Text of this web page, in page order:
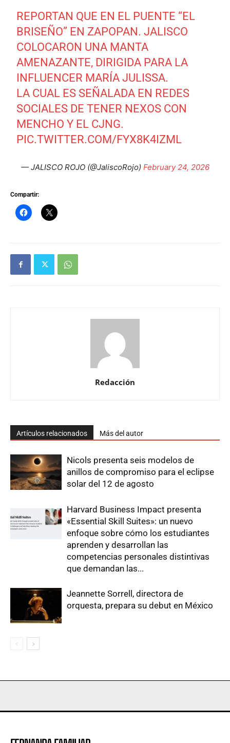
REPORTAN QUE EN EL PUENTE “EL
BRISEÑO” EN ZAPOPAN. JALISCO
COLOCARON UNA MANTA
AMENAZANTE, DIRIGIDA PARA LA
INFLUENCER MARÍA JULISSA.
LA CUAL ES SEÑALADA EN REDES
SOCIALES DE TENER NEXOS CON
MENCHO Y EL CJNG.
PIC.TWITTER.COM/FYX8K4IZML
— JALISCO ROJO (@JaliscoRojo) February 24, 2026
Compartir:
Redacción
Artículos relacionados Más del autor
Nicols presenta seis modelos de
anillos de compromiso para el eclipse
solar del 12 de agosto
Harvard Business Impact presenta
«Essential Skill Suites»: un nuevo
enfoque sobre cómo los estudiantes
aprenden y desarrollan las
competencias personales distintivas
que demandan las...
Jeannette Sorrell, directora de
orquesta, prepara su debut en México